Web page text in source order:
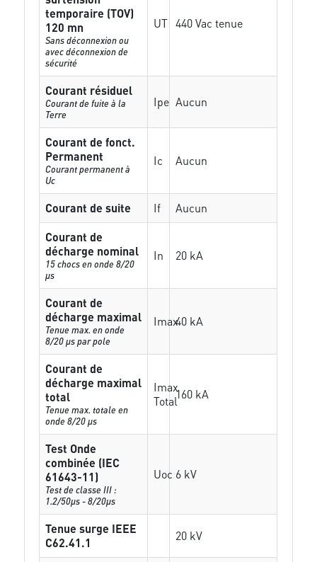
temporaire (TOV)
120 mn
Sans déconnexion ou
avec déconnexion de
sécurité
UT 440 Vac tenue
Courant résiduel
Courant de fuite à la
Terre
Ipe Aucun
Courant de fonct.
Permanent
Courant permanent à
Uc
Ic Aucun
Courant de suite If
Aucun
Courant de
décharge nominal
15 chocs en onde 8/20
µs
In 20 kA
Courant de
décharge maximal
Tenue max. en onde
8/20 µs par pole
Imax40 kA
Courant de
décharge maximal
total
Tenue max. totale en
onde 8/20 µs
Imax
Total160 kA
Test Onde
combinée (IEC
61643-11)
Test de classe III :
1.2/50µs - 8/20µs
Uoc 6 kV
Tenue surge IEEE
C62.41.1
20 kV